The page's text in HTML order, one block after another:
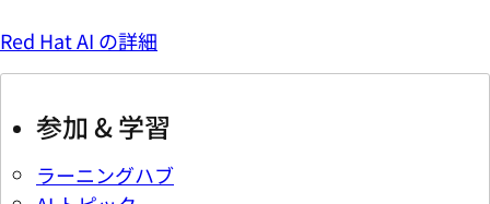
Red Hat AI の詳細
参加 & 学習
ラーニングハブ